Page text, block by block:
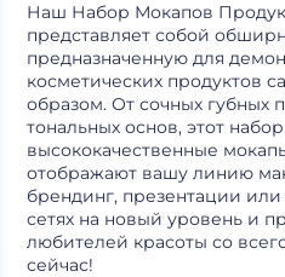
Наш Набор Мокапов
представляет собой
предназначенную для
косметических продуктов
образом. От сочных губных
тональных основ, этот
высококачественные
отображают вашу линию
брендинг, презентации
сетях на новый уровень и
любителей красоты со
сейчас!